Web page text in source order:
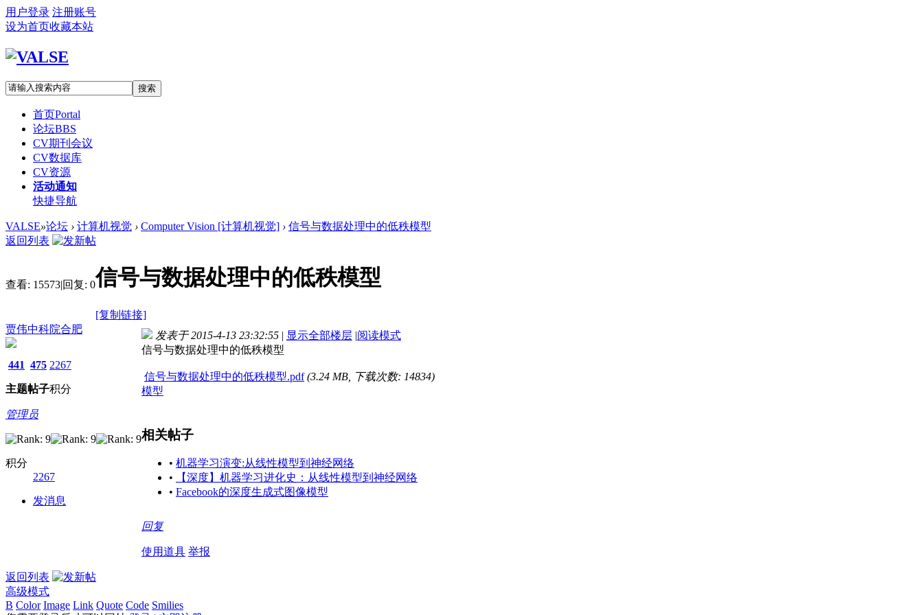
用户登录 注册账号
设为首页收藏本站
搜索
首页Portal
论坛BBS
CV期刊会议
CV数据库
CV资源
活动通知
快捷导航
VALSE»论坛 › 计算机视觉 › Computer Vision [计算机视觉] › 信号与数据处理中的低秩模型
返回列表
查看: 15573|回复: 0信号与数据处理中的低秩模型
[复制链接]
贾伟中科院合肥
441
主题
475
帖子
2267
积分
管理员
积分
2267
发消息
发表于 2015-4-13 23:32:55 | 显示全部楼层 |阅读模式
信号与数据处理中的低秩模型
信号与数据处理中的低秩模型.pdf (3.24 MB, 下载次数: 14834)
模型
相关帖子
• 机器学习演变:从线性模型到神经网络
•
【深度】机器学习进化史：从线性模型到神经网络
• Facebook的深度生成式图像模型
回复
使用道具 举报
返回列表
高级模式
B Color Image Link Quote Code Smilies